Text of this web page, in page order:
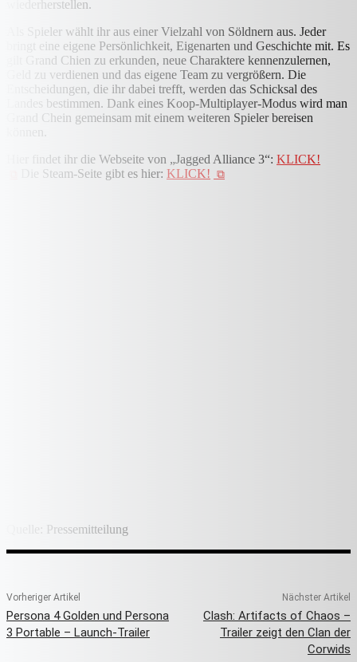
wiederherstellen.
Als Spieler wählt ihr aus einer Vielzahl von Söldnern aus. Jeder
bringt eine eigene Persönlichkeit, Eigenarten und Geschichte mit. Es
gilt Grand Chien zu erkunden, neue Charaktere kennenzulernen,
Geld zu verdienen und das eigene Team zu vergrößern. Die
Entscheidungen, die ihr dabei trefft, werden das Schicksal des
Landes bestimmen. Dank eines Koop-Multiplayer-Modus wird man
Grand Chein gemeinsam mit einem weiteren Spieler bereisen
Hier findet ihr die Webseite von „Jagged Alliance 3“: KLICK!
Die Steam-Seite gibt es hier: KLICK!
Quelle: Pressemitteilung
Vorheriger Artikel
Persona 4 Golden und Persona
3 Portable – Launch-Trailer
Nächster Artikel
Clash: Artifacts of Chaos –
Trailer zeigt den Clan der
Corwids